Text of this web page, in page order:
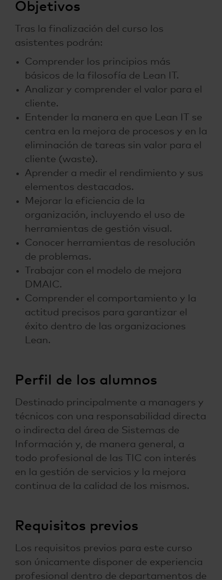
Objetivos
Tras la finalización del curso los
asistentes podrán:
Comprender los principios más
básicos de la filosofía de Lean IT.
Analizar y comprender el valor para el
cliente.
Entender la manera en que Lean IT se
centra en la mejora de procesos y en la
eliminación de tareas sin valor para el
cliente (waste).
Aprender a medir el rendimiento y sus
elementos destacados.
Mejorar la eficiencia de la
organización, incluyendo el uso de
herramientas de gestión visual.
Conocer herramientas de resolución
de problemas.
Trabajar con el modelo de mejora
DMAIC.
Comprender el comportamiento y la
actitud precisos para garantizar el
éxito dentro de las organizaciones
Lean.
Perfil de los alumnos
Destinado principalmente a managers y
técnicos con una responsabilidad directa
o indirecta del área de Sistemas de
Información y, de manera general, a
todo profesional de las TIC con interés
en la gestión de servicios y la mejora
continua de la calidad de los mismos.
Requisitos previos
Los requisitos previos para este curso
son únicamente disponer de experiencia
profesional dentro de departamentos de